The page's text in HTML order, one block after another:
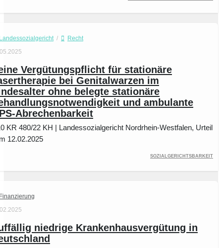
/
Recht
Vergütungspflicht für stationäre
bei Genitalwarzen im
ohne belegte stationäre
und ambulante
Abrechenbarkeit
KR 480/22 KH | Landessozialgericht Nordrhein-Westfalen, Urteil
12.02.2025
Sozialgerichtsbarkeit
niedrige Krankenhausvergütung in